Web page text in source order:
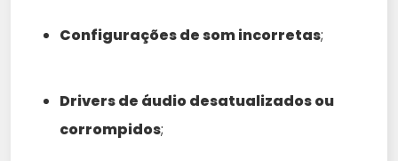
Configurações de som incorretas;
Drivers de áudio desatualizados ou
corrompidos;